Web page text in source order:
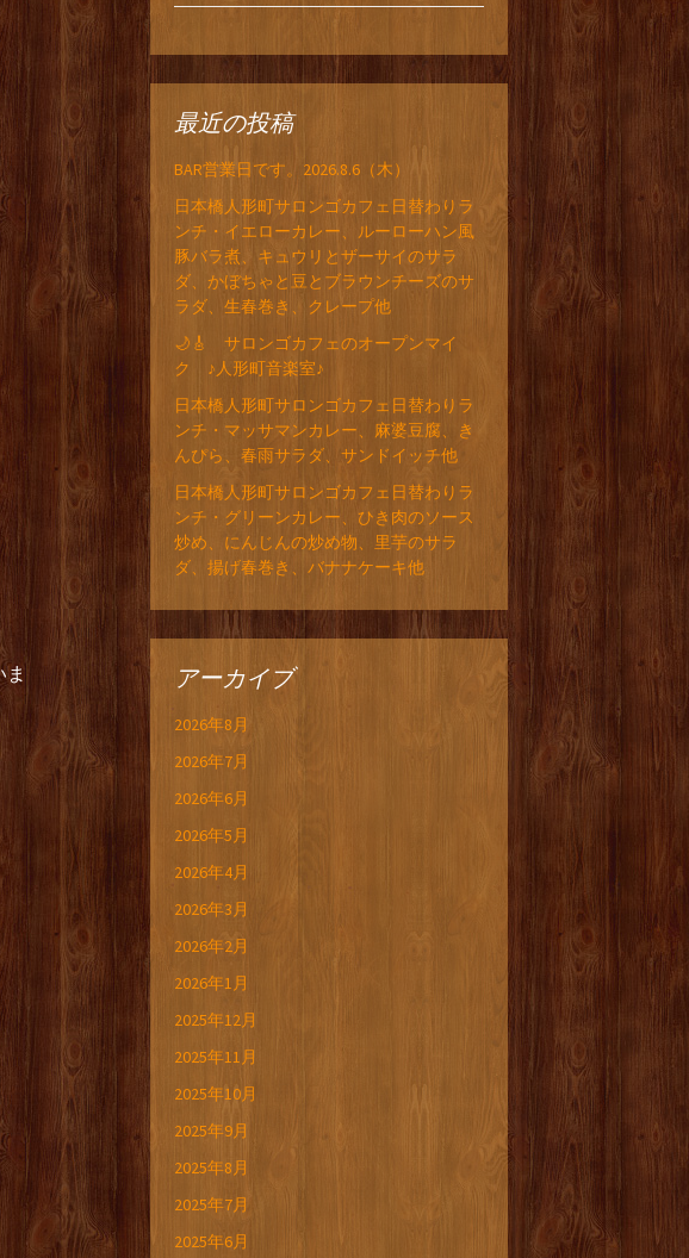
最近の投稿
BAR営業日です。2026.8.6（木）
日本橋人形町サロンゴカフェ日替わりラ
ンチ・イエローカレー、ルーローハン風
豚バラ煮、キュウリとザーサイのサラ
ダ、かぼちゃと豆とブラウンチーズのサ
ラダ、生春巻き、クレープ他
🌙🎸 サロンゴカフェのオープンマイ
ク ♪人形町音楽室♪
日本橋人形町サロンゴカフェ日替わりラ
ンチ・マッサマンカレー、麻婆豆腐、き
んぴら、春雨サラダ、サンドイッチ他
日本橋人形町サロンゴカフェ日替わりラ
ンチ・グリーンカレー、ひき肉のソース
炒め、にんじんの炒め物、里芋のサラ
ダ、揚げ春巻き、バナナケーキ他
アーカイブ
2026年8月
2026年7月
2026年6月
2026年5月
2026年4月
2026年3月
2026年2月
2026年1月
2025年12月
2025年11月
2025年10月
2025年9月
2025年8月
2025年7月
2025年6月